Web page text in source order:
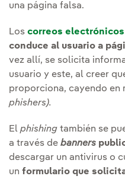
una página falsa.
Los correos electrónicos
conduce al usuario a
vez allí, se solicita
usuario y este, al creer
proporciona, cayendo en
phishers).
El phishing también se
a través de banners
descargar un antivirus o
un formulario que